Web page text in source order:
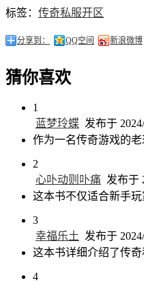
标签： 传奇私服开区
分享到： QQ空间 新浪微博
猜你喜欢
1
蓝梦玲蝶 发布于
作为一名传奇游戏的
2
心卟动则卟痛 发布于
这本书不仅适合新手
3
幸福乐土 发布于
这本书详细介绍了传
4